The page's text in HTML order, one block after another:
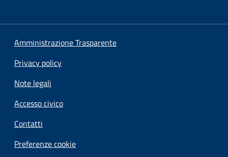
Amministrazione Trasparente
Privacy policy
Note legali
Accesso civico
Contatti
Preferenze cookie